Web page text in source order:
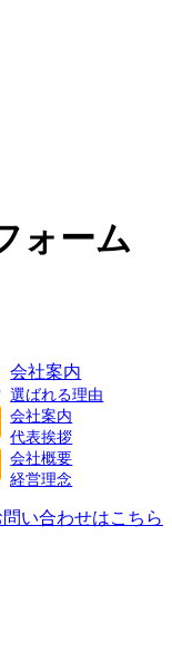
ォーム
会社案内
選ばれる理由
会社案内
代表挨拶
会社概要
経営理念